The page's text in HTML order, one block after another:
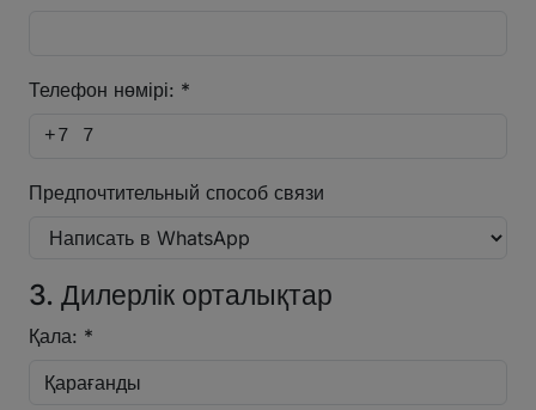
Телефон нөмірі: *
Предпочтительный способ связи
3. Дилерлік орталықтар
Қала: *